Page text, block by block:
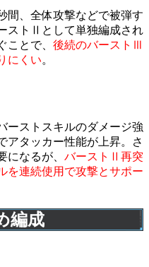
間、全体攻撃などで被弾す
ストⅡとして単独編成され
ことで、 後続のバーストⅢ
にくい。
ーストスキルのダメージ強
アタッカー性能が上昇。さ
なるが、 バーストⅡ再突
を連続使用で攻撃とサポー
編成